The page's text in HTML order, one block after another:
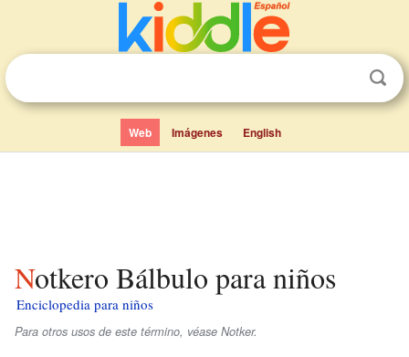
Web Imágenes English
Notkero Bálbulo para niños
Enciclopedia para niños
Para otros usos de este término, véase Notker.